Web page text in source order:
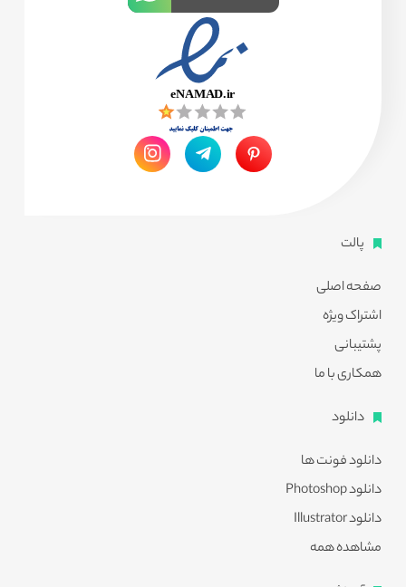
پالت
صفحه اصلی
اشتراک ویژه
پشتیبانی
همکاری با ما
دانلود
دانلود فونت ها
دانلود Photoshop
دانلود Illustrator
مشاهده همه